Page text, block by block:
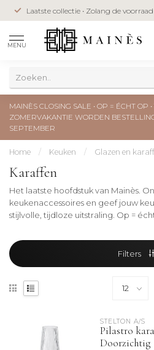
Laatste collectie • Zolang de
MENU
MAINÈS CLOSING SALE • OP = ÉCHT OP
ZOMERVAKANTIE WORDEN
SEPTEMBER
Home / Keuken / Glazen en
Karaffen
Het laatste hoofdstuk van Mainès.
keukenaccessoires en geef jouw
stijlvolle, tijdloze uitstraling. Op =
Filters
STELTON A/S
Pilastro
Doorzichtig